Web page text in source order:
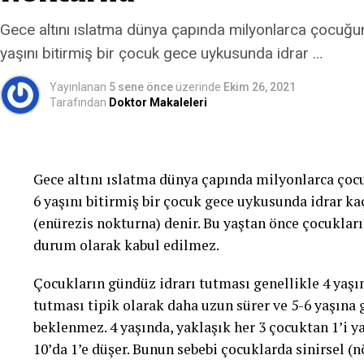
ihtiyacı belirgindir. Bu tip idrar kaçırma,
bozukluk veya diyabet gibi daha ciddi
3- Taşma inkontinansı:
Tamamen boşalmayan
damla damla sürekli idrar kaçırmayı ifade eder.
sistemi hastalıkları gibi kişinin lavaboya
ruhsal kısıtlılıklar nedeniyle ortaya çıkan idrar
durumunda pantolonunuzun düğmelerini
problemler vardır.
5-Karışık tipte idrar kaçırma:
Birden fazla
karışık tipte idrar kaçırma terimi
idrar kaçırmanın birlikte olduğu bir durum;
6. Devamlı idrar kaçırma:İdrar yolları ile vajina
Gece altını ıslatma dünya çapında milyonlarca
yaşını bitirmiş bir çocuk gece uykusunda idrar …
Yayınlanan 5 sene önce üzerinde Ekim 26, 2021
Tarafından Doktor Makaleleri
Gece altını ıslatma dünya çapında milyonlarca
6 yaşını bitirmiş bir çocuk gece uykusunda idrar
(enürezis nokturna) denir. Bu yaştan önce
durum olarak kabul edilmez.
Çocukların gündüz idrarı tutması genellikle 4
tutması tipik olarak daha uzun sürer ve 5-6
beklenmez. 4 yaşında, yaklaşık her 3 çocuktan 1’i
10’da 1’e düşer. Bunun sebebi çocuklarda sinirsel